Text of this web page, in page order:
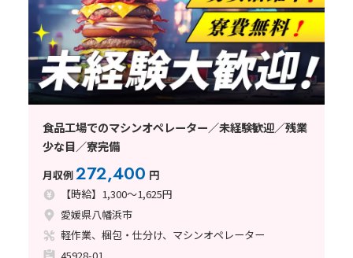
食品工場でのマシンオペレーター／未経験歓迎／残業
少な目／寮完備
月収例272,400 円
【時給】1,300～1,625円
愛媛県八幡浜市
軽作業、梱包・仕分け、マシンオペレーター